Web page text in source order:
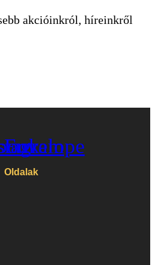
akcióinkról, híreinkről
Envelope
Oldalak